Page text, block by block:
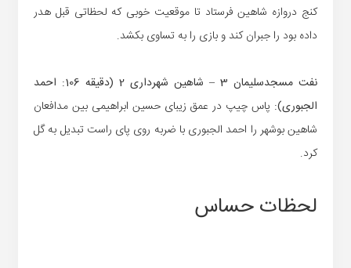
کنج دروازه شاهین فرستاد تا موقعیت خوبی که لحظاتی قبل هدر
داده بود را جبران کند و بازی را به تساوی بکشد.
نفت مسجدسلیمان 3 – شاهین شهرداری 2 (دقیقه 106: احمد
الجبوری): پاس چیپ در عمق زیبای حسین ابراهیمی بین مدافعان
شاهین بوشهر را احمد الجبوری با ضربه روی پای راست تبدیل به گل
کرد.
لحظات حساس